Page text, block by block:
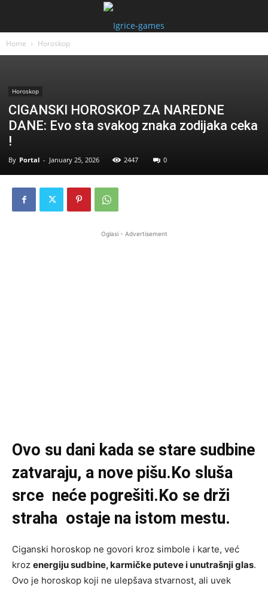
Home Horoskop
Horoskop
CIGANSKI HOROSKOP ZA NAREDNE
DANE: Evo sta svakog znaka zodijaka ceka
!
By Portal - January 25, 2026 2447 0
Oglasi - Advertisement
Ovo su dani kada se stare sudbine
zatvaraju, a nove pišu.Ko sluša
srce neće pogrešiti.Ko se drži
straha ostaje na istom mestu.
Ciganski horoskop ne govori kroz simbole i karte, već
kroz energiju sudbine, karmičke puteve i unutrašnji glas.
Ovo je horoskop koji ne ulepšava stvarnost, ali uvek